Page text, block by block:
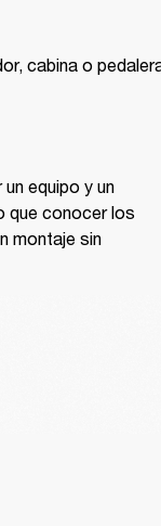
cabina o
equipo y un
que conocer los
montaje sin